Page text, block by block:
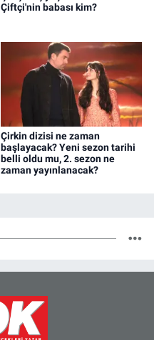
Çiftçi'nin babası kim?
Çirkin dizisi ne zaman
başlayacak? Yeni sezon tarihi
belli oldu mu, 2. sezon ne
zaman yayınlanacak?